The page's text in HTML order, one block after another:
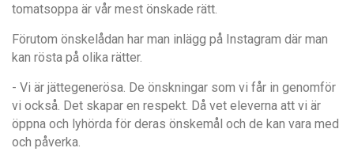
tomatsoppa är vår mest önskade rätt.
Förutom önskelådan har man inlägg på Instagram där man
kan rösta på olika rätter.
- Vi är jättegenerösa. De önskningar som vi får in genomför
vi också. Det skapar en respekt. Då vet eleverna att vi är
öppna och lyhörda för deras önskemål och de kan vara med
och påverka.